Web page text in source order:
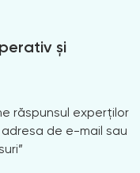
și
răspunsul experților
de e-mail sau